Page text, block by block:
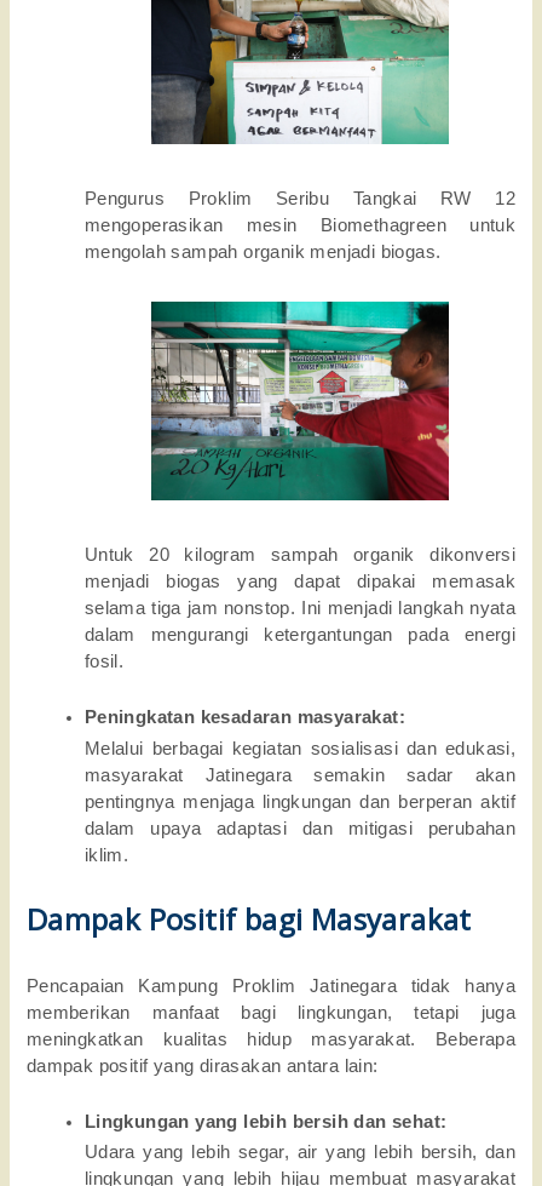
Pengurus Proklim Seribu Tangkai RW 12
mengoperasikan mesin Biomethagreen untuk
mengolah sampah organik menjadi biogas.
Untuk 20 kilogram sampah organik dikonversi
menjadi biogas yang dapat dipakai memasak
selama tiga jam nonstop. Ini menjadi langkah nyata
dalam mengurangi ketergantungan pada energi
fosil.
Peningkatan kesadaran masyarakat:
Melalui berbagai kegiatan sosialisasi dan edukasi,
masyarakat Jatinegara semakin sadar akan
pentingnya menjaga lingkungan dan berperan aktif
dalam upaya adaptasi dan mitigasi perubahan
iklim.
Dampak Positif bagi Masyarakat
Pencapaian Kampung Proklim Jatinegara tidak hanya
memberikan manfaat bagi lingkungan, tetapi juga
meningkatkan kualitas hidup masyarakat. Beberapa
dampak positif yang dirasakan antara lain:
Lingkungan yang lebih bersih dan sehat:
Udara yang lebih segar, air yang lebih bersih, dan
lingkungan yang lebih hijau membuat masyarakat